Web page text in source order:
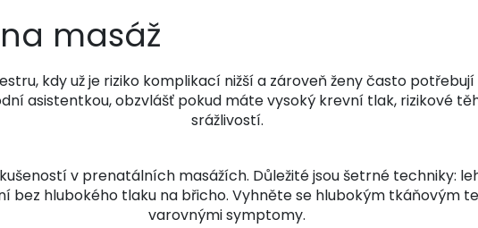
masáž
kdy už je riziko komplikací nižší a zároveň ženy často
asistentkou, obzvlášť pokud máte vysoký krevní tlak, rizikové
srážlivostí.
v prenatálních masážích. Důležité jsou šetrné techniky:
hlubokého tlaku na břicho. Vyhněte se hlubokým tkáňovým
varovnými symptomy.